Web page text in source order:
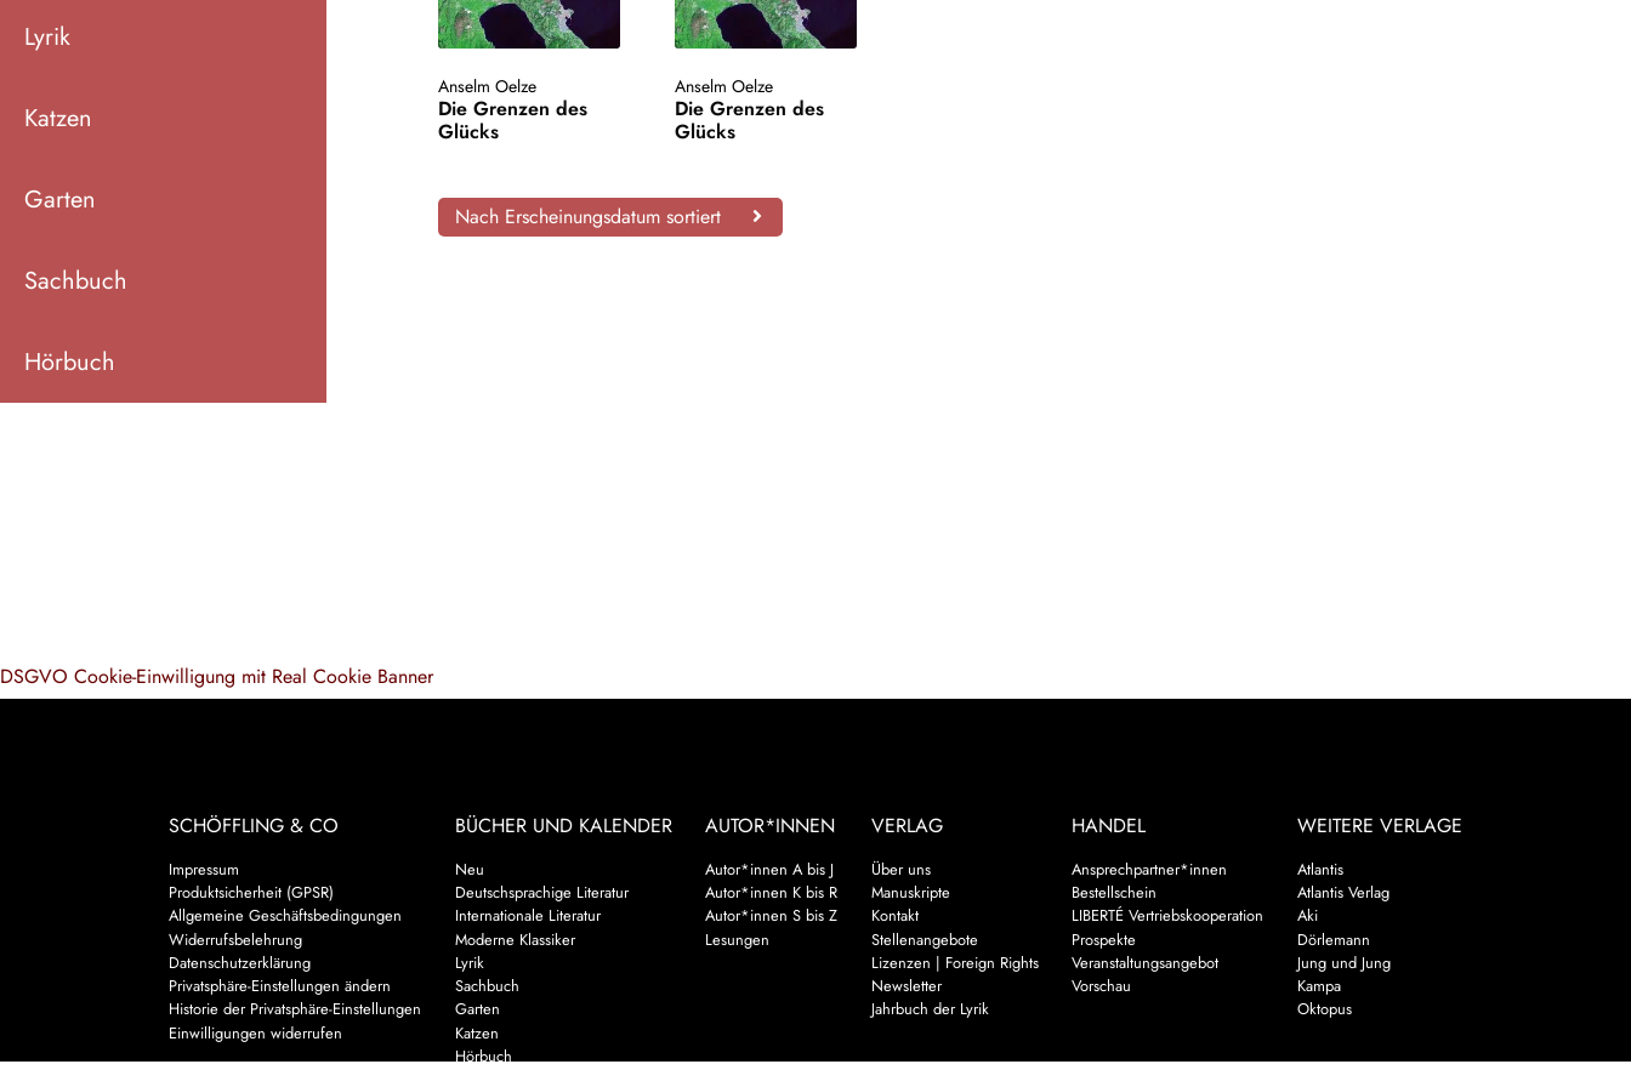
Lyrik
Katzen
Garten
Sachbuch
Hörbuch
Anselm Oelze
Die Grenzen des
Glücks
Anselm Oelze
Die Grenzen des
Glücks
Nach Erscheinungsdatum sortiert
SCHÖFFLING & CO
Impressum
Produktsicherheit (GPSR)
Allgemeine Geschäftsbedingungen
Widerrufsbelehrung
Datenschutzerklärung
Privatsphäre-Einstellungen ändern
Historie der Privatsphäre-Einstellungen
Einwilligungen widerrufen
BÜCHER UND KALENDER
Neu
Deutschsprachige Literatur
Internationale Literatur
Moderne Klassiker
Lyrik
Sachbuch
Garten
Katzen
Hörbuch
AUTOR*INNEN
Autor*innen A bis J
Autor*innen K bis R
Autor*innen S bis Z
Lesungen
VERLAG
Über uns
Manuskripte
Kontakt
Stellenangebote
Lizenzen | Foreign Rights
Newsletter
Jahrbuch der Lyrik
HANDEL
Ansprechpartner*innen
Bestellschein
LIBERTÉ Vertriebskooperation
Prospekte
Veranstaltungsangebot
Vorschau
WEITERE VERLAGE
Atlantis
Atlantis Verlag
Aki
Dörlemann
Jung und Jung
Kampa
Oktopus
DSGVO Cookie-Einwilligung mit Real Cookie Banner